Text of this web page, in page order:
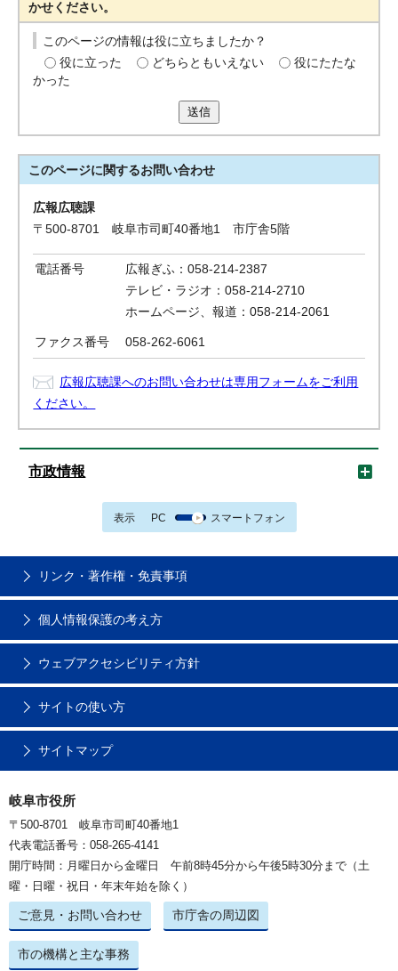
かせください。
このページの情報は役に立ちましたか？
役に立った
どちらともいえない
役にたたな
かった
送信
このページに関するお問い合わせ
広報広聴課
〒500-8701 岐阜市司町40番地1 市庁舎5階
電話番号
広報ぎふ：058-214-2387
テレビ・ラジオ：058-214-2710
ホームページ、報道：058-214-2061
ファクス番号 058-262-6061
広報広聴課へのお問い合わせは専用フォームをご利用
ください。
市政情報
表示 PC スマートフォン
リンク・著作権・免責事項
個人情報保護の考え方
ウェブアクセシビリティ方針
サイトの使い方
サイトマップ
岐阜市役所
〒500-8701 岐阜市司町40番地1
代表電話番号：058-265-4141
開庁時間：月曜日から金曜日 午前8時45分から午後5時30分まで（土
曜・日曜・祝日・年末年始を除く）
ご意見・お問い合わせ 市庁舎の周辺図
市の機構と主な事務